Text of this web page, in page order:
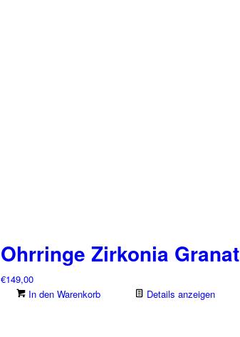
Ohrringe Zirkonia Granat
€149,00
In den Warenkorb
Details anzeigen